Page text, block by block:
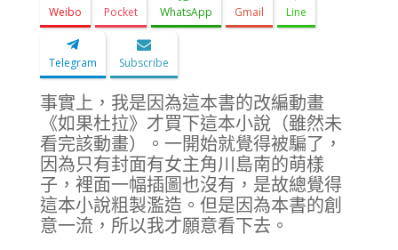
Weibo Pocket WhatsApp Gmail Line
Telegram Subscribe
事實上，我是因為這本書的改編動畫
《如果杜拉》才買下這本小說（雖然未
看完該動畫）。一開始就覺得被騙了，
因為只有封面有女主角川島南的萌樣
子，裡面一幅插圖也沒有，是故總覺得
這本小說粗製濫造。但是因為本書的創
意一流，所以我才願意看下去。